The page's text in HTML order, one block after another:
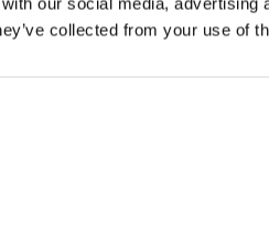
collected from your use of